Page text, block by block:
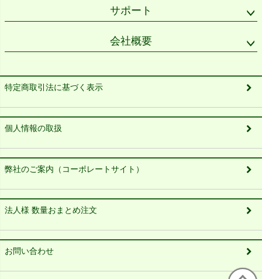
サポート
会社概要
特定商取引法に基づく表示
個人情報の取扱
弊社のご案内（コーポレートサイト）
法人様 数量おまとめ注文
お問い合わせ